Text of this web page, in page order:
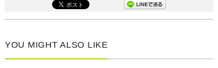
YOU MIGHT ALSO LIKE